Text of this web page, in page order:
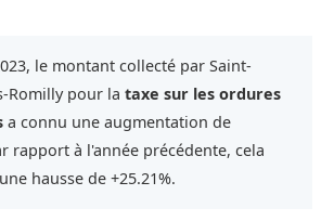
le montant collecté par Saint-
Romilly pour la taxe sur les ordures
a connu une augmentation de
rapport à l'année précédente, cela
hausse de +25.21%.